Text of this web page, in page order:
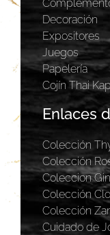
Decoración
Expositores
Juegos
Papelería
Cojín Thai
Enlaces
Colección
Colección
Coleccion
Colección
Colección
Cuidado de